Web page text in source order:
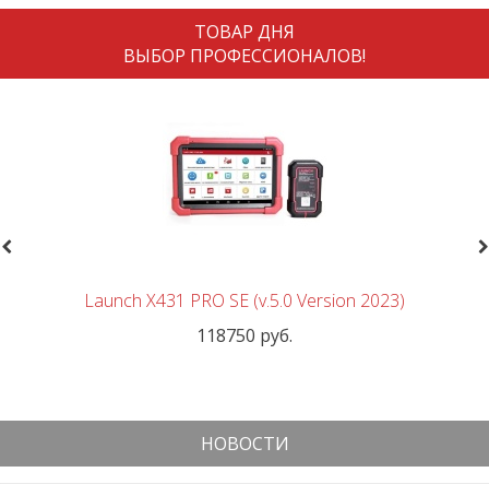
ТОВАР ДНЯ
ВЫБОР ПРОФЕССИОНАЛОВ!
Launch X431 PRO SE (v.5.0 Version 2023)
118750 руб.
НОВОСТИ